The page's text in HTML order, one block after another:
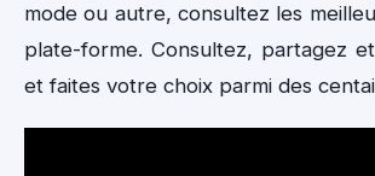
mode ou autre, consultez les
plate-forme. Consultez, partagez
et faites votre choix parmi des